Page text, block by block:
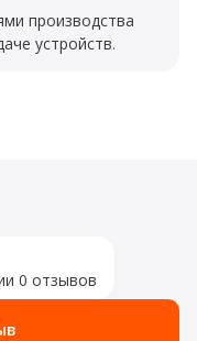
производства
устройств.
0 отзывов